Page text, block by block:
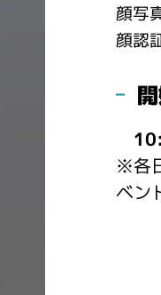
顔写
顔認
※各
ベン